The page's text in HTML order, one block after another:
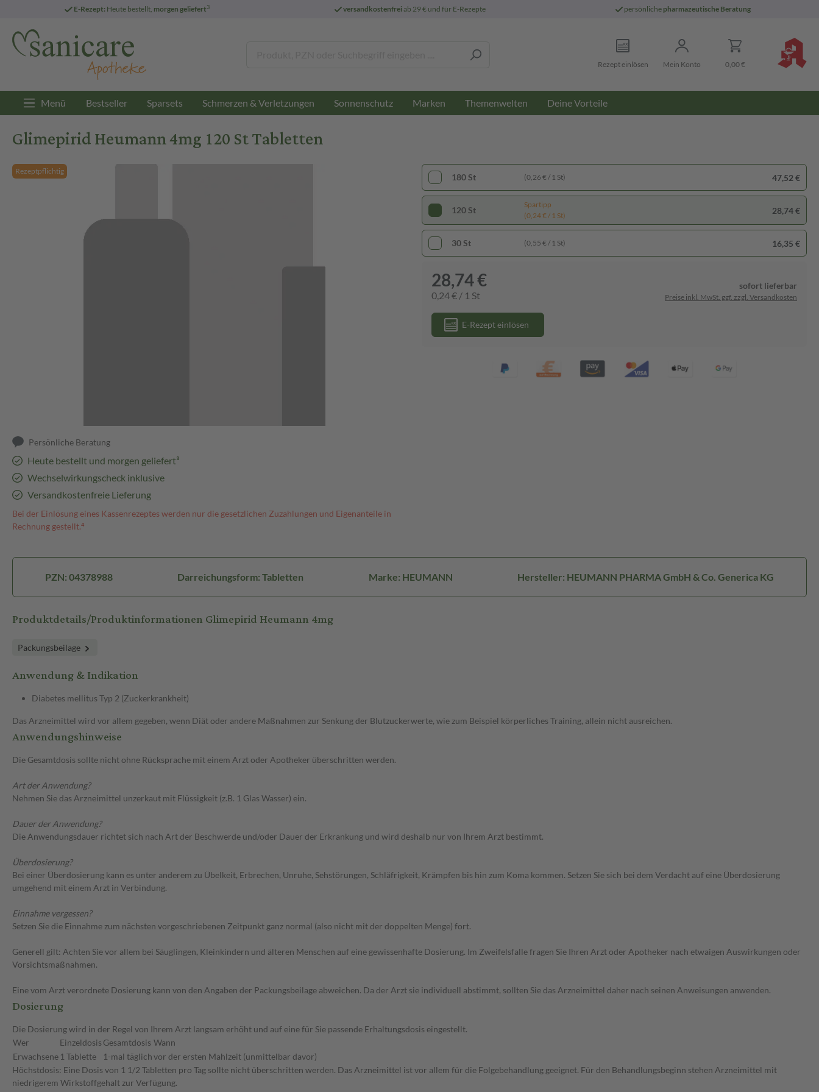
E-Rezept: Heute bestellt, morgen geliefert3 versandkostenfreiab 29 € und für E-Rezepte persönliche pharmazeutische Beratung
Rezept einlösen Mein Konto 0,00 €
Menü Bestseller Sparsets Schmerzen & Verletzungen Sonnenschutz Marken Themenwelten Deine Vorteile
Glimepirid Heumann 4mg 120 St Tabletten
Rezeptpflichtig
Persönliche Beratung
Heute bestellt und morgen geliefert³
Wechselwirkungscheck inklusive
Versandkostenfreie Lieferung
Bei der Einlösung eines Kassenrezeptes werden nur die gesetzlichen Zuzahlungen und Eigenanteile in
Rechnung gestellt.⁴
180 St (0,26 € / 1 St) 47,52 €
120 St
Spartipp
(0,24 € / 1 St)
28,74 €
30 St (0,55 € / 1 St) 16,35 €
28,74 €
0,24 € / 1 St
sofort lieferbar
Preise inkl. MwSt. ggf. zzgl. Versandkosten
E-Rezept einlösen
PZN: 04378988 Darreichungsform: Tabletten Marke: HEUMANN Hersteller: HEUMANN PHARMA GmbH & Co. Generica KG
Produktdetails/Produktinformationen Glimepirid Heumann 4mg
Packungsbeilage
Anwendung & Indikation
Diabetes mellitus Typ 2 (Zuckerkrankheit)
Das Arzneimittel wird vor allem gegeben, wenn Diät oder andere Maßnahmen zur Senkung der Blutzuckerwerte, wie zum Beispiel körperliches Training, allein nicht ausreichen.
Anwendungshinweise
Die Gesamtdosis sollte nicht ohne Rücksprache mit einem Arzt oder Apotheker überschritten werden.
Art der Anwendung?
Nehmen Sie das Arzneimittel unzerkaut mit Flüssigkeit (z.B. 1 Glas Wasser) ein.
Dauer der Anwendung?
Die Anwendungsdauer richtet sich nach Art der Beschwerde und/oder Dauer der Erkrankung und wird deshalb nur von Ihrem Arzt bestimmt.
Überdosierung?
Bei einer Überdosierung kann es unter anderem zu Übelkeit, Erbrechen, Unruhe, Sehstörungen, Schläfrigkeit, Krämpfen bis hin zum Koma kommen. Setzen Sie sich bei dem Verdacht auf eine Überdosierung
umgehend mit einem Arzt in Verbindung.
Einnahme vergessen?
Setzen Sie die Einnahme zum nächsten vorgeschriebenen Zeitpunkt ganz normal (also nicht mit der doppelten Menge) fort.
Generell gilt: Achten Sie vor allem bei Säuglingen, Kleinkindern und älteren Menschen auf eine gewissenhafte Dosierung. Im Zweifelsfalle fragen Sie Ihren Arzt oder Apotheker nach etwaigen Auswirkungen oder
Vorsichtsmaßnahmen.
Eine vom Arzt verordnete Dosierung kann von den Angaben der Packungsbeilage abweichen. Da der Arzt sie individuell abstimmt, sollten Sie das Arzneimittel daher nach seinen Anweisungen anwenden.
Dosierung
Die Dosierung wird in der Regel von Ihrem Arzt langsam erhöht und auf eine für Sie passende Erhaltungsdosis eingestellt.
Wer
Einzeldosis Gesamtdosis Wann
Erwachsene 1 Tablette 1-mal täglichvor der ersten Mahlzeit (unmittelbar davor)
Höchstdosis: Eine Dosis von 1 1/2 Tabletten pro Tag sollte nicht überschritten werden. Das Arzneimittel ist vor allem für die Folgebehandlung geeignet. Für den Behandlungsbeginn stehen Arzneimittel mit
niedrigerem Wirkstoffgehalt zur Verfügung.